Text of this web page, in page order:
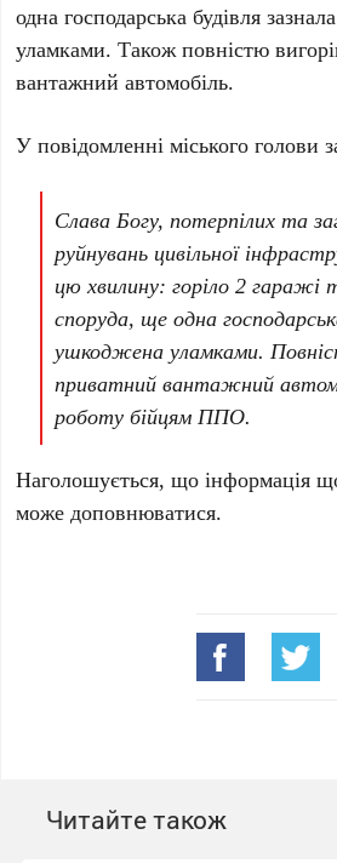
одна господарська будівля
уламками. Також повністю
вантажний автомобіль.
У повідомленні міського голови
Слава Богу, потерпілих та
руйнувань цивільної
цю хвилину: горіло 2 гаражі
споруда, ще одна
ушкоджена уламками.
приватний вантажний
роботу бійцям ППО.
Наголошується, що інформація
може доповнюватися.
Читайте також